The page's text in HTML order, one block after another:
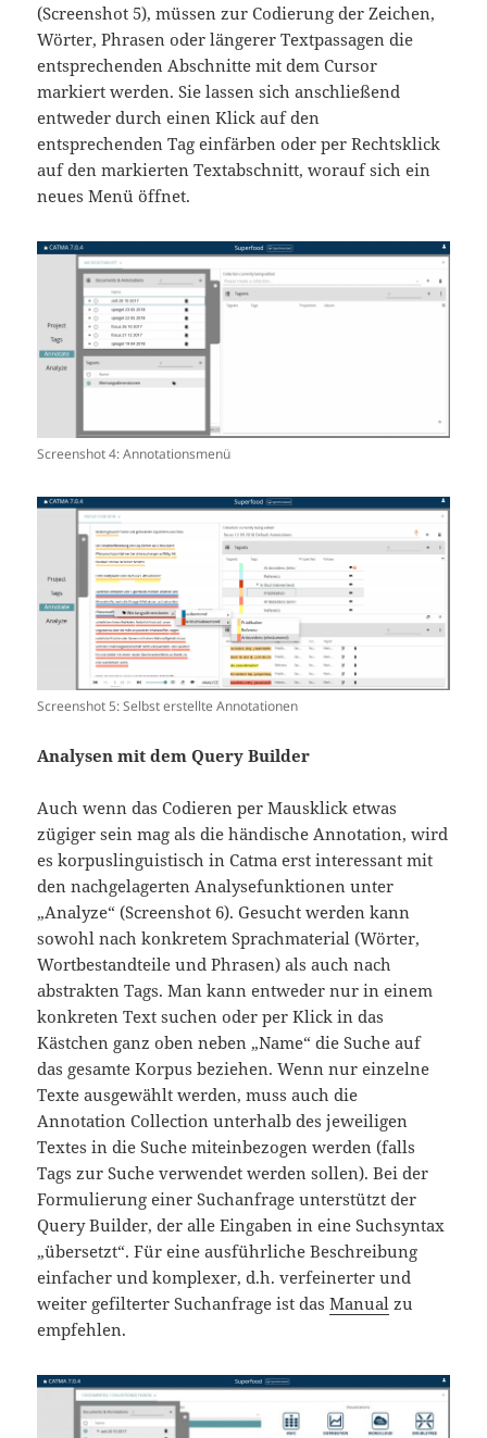
(Screenshot 5), müssen zur Codierung der Zeichen,
Wörter, Phrasen oder längerer Textpassagen die
entsprechenden Abschnitte mit dem Cursor
markiert werden. Sie lassen sich anschließend
entweder durch einen Klick auf den
entsprechenden Tag einfärben oder per Rechtsklick
auf den markierten Textabschnitt, worauf sich ein
neues Menü öffnet.
Screenshot 4: Annotationsmenü
Screenshot 5: Selbst erstellte Annotationen
Analysen mit dem Query Builder
Auch wenn das Codieren per Mausklick etwas
zügiger sein mag als die händische Annotation, wird
es korpuslinguistisch in Catma erst interessant mit
den nachgelagerten Analysefunktionen unter
„Analyze“ (Screenshot 6). Gesucht werden kann
sowohl nach konkretem Sprachmaterial (Wörter,
Wortbestandteile und Phrasen) als auch nach
abstrakten Tags. Man kann entweder nur in einem
konkreten Text suchen oder per Klick in das
Kästchen ganz oben neben „Name“ die Suche auf
das gesamte Korpus beziehen. Wenn nur einzelne
Texte ausgewählt werden, muss auch die
Annotation Collection unterhalb des jeweiligen
Textes in die Suche miteinbezogen werden (falls
Tags zur Suche verwendet werden sollen). Bei der
Formulierung einer Suchanfrage unterstützt der
Query Builder, der alle Eingaben in eine Suchsyntax
„übersetzt“. Für eine ausführliche Beschreibung
einfacher und komplexer, d.h. verfeinerter und
weiter gefilterter Suchanfrage ist dasManual zu
empfehlen.